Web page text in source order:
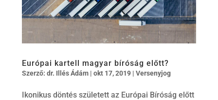
Európai kartell magyar bíróság előtt?
Szerző: dr. Illés Ádám| okt 17, 2019| Versenyjog
Ikonikus döntés született az Európai Bíróság előtt